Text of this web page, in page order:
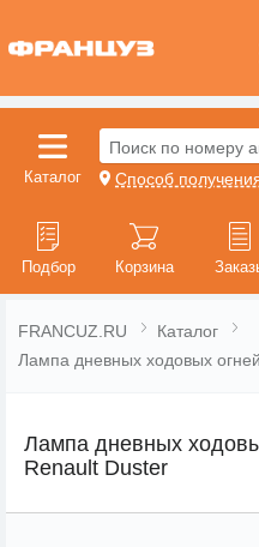
Каталог
Поиск по номеру
Способ
Подбор Корзина
FRANCUZ.RU
Каталог
Лампа дневных ходовых
Лампа дневных
Renault Duster